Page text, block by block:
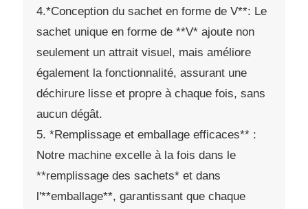
4.*Conception du sachet en forme de V**: Le
sachet unique en forme de **V* ajoute non
seulement un attrait visuel, mais améliore
également la fonctionnalité, assurant une
déchirure lisse et propre à chaque fois, sans
aucun dégât.
5. *Remplissage et emballage efficaces** :
Notre machine excelle à la fois dans le
**remplissage des sachets* et dans
l'**emballage**, garantissant que chaque